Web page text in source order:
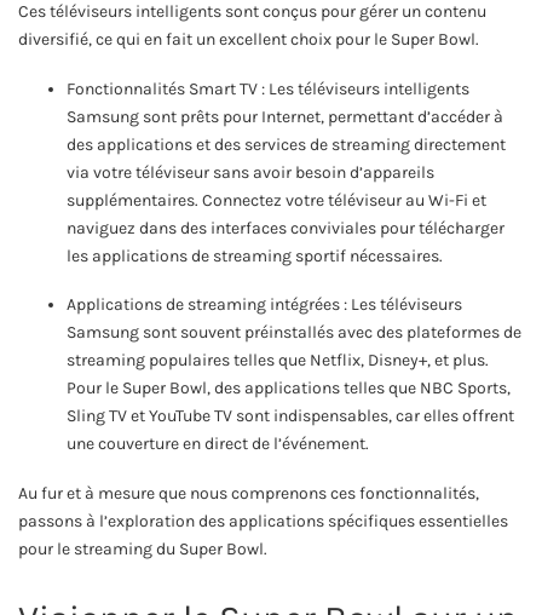
Ces téléviseurs intelligents sont conçus pour gérer un contenu
diversifié, ce qui en fait un excellent choix pour le Super Bowl.
Fonctionnalités Smart TV : Les téléviseurs intelligents
Samsung sont prêts pour Internet, permettant d’accéder à
des applications et des services de streaming directement
via votre téléviseur sans avoir besoin d’appareils
supplémentaires. Connectez votre téléviseur au Wi-Fi et
naviguez dans des interfaces conviviales pour télécharger
les applications de streaming sportif nécessaires.
Applications de streaming intégrées : Les téléviseurs
Samsung sont souvent préinstallés avec des plateformes de
streaming populaires telles que Netflix, Disney+, et plus.
Pour le Super Bowl, des applications telles que NBC Sports,
Sling TV et YouTube TV sont indispensables, car elles offrent
une couverture en direct de l’événement.
Au fur et à mesure que nous comprenons ces fonctionnalités,
passons à l’exploration des applications spécifiques essentielles
pour le streaming du Super Bowl.